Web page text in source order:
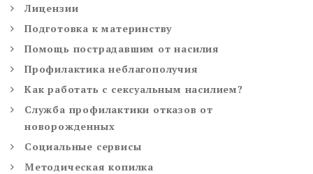
Лицензии
Подготовка к материнству
Помощь пострадавшим от насилия
Профилактика неблагополучия
Как работать с сексуальным насилием?
Служба профилактики отказов от
новорожденных
Социальные сервисы
Методическая копилка